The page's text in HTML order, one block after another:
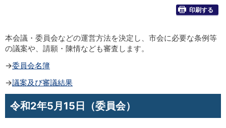
印刷する
本会議・委員会などの運営方法を決定し、市会に必要な条例等
の議案や、請願・陳情なども審査します。
→委員会名簿
→議案及び審議結果
令和2年5月15日（委員会）